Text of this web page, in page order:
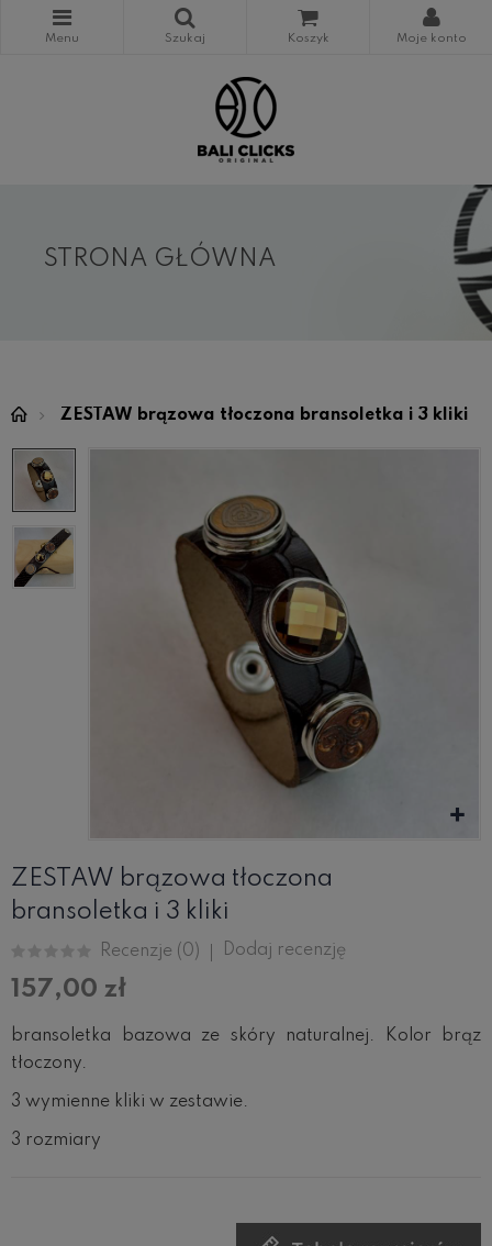
STRONA GŁÓWNA
ZESTAW brązowa tłoczona bransoletka i 3 kliki
ZESTAW brązowa tłoczona
bransoletka i 3 kliki
Recenzje (0) Dodaj recenzję
157,00 zł
bransoletka bazowa ze skóry naturalnej. Kolor brąz
tłoczony.
3 wymienne kliki w zestawie.
3 rozmiary